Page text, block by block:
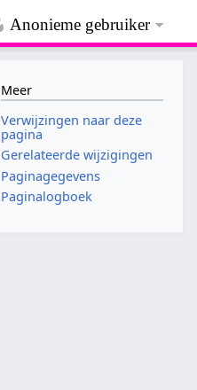
Anonieme gebruiker
Meer
Verwijzingen naar deze
pagina
Gerelateerde wijzigingen
Paginagegevens
Paginalogboek